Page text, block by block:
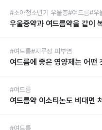
#소아청소년기 우울증#여드름#우
우울증약과 여드름약을 같이
#여드름#지루성 피부염
여드름에 좋은 영양제는 어떤
#여드름
여드름약 이소티논도 비대면
#여드름